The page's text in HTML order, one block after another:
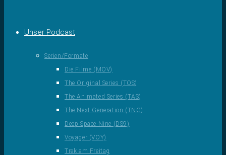
Unser Podcast
Serien/Formate
Die Filme (MOV)
The Original Series (TOS)
The Animated Series (TAS)
The Next Generation (TNG)
Deep Space Nine (DS9)
Voyager (VOY)
Trek am Freitag